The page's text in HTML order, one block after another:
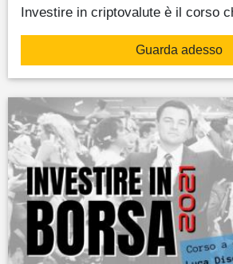
Investire in criptovalute è il corso
Guarda adesso